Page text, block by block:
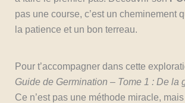
pas une course, c’est un cheminement
la patience et un bon terreau.
Pour t’accompagner dans cette
Guide de Germination – Tome 1 : De la
Ce n’est pas une méthode miracle,